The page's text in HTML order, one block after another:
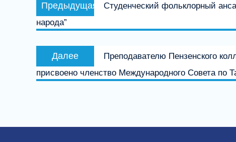
по
записям
Предыдущая
запись:
Студенческий фольклорный
народа”
Далее
запись:
Преподавателю Пензенского
присвоено членство Международного Совета по